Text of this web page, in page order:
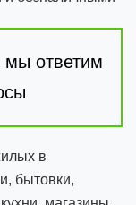
мы ответим
в
бытовки,